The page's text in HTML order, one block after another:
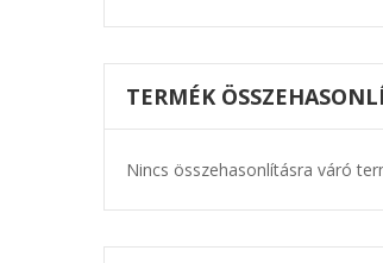
TERMÉK
Nincs összehasonlításra váró